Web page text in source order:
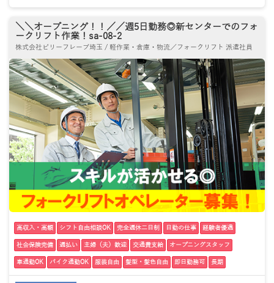
＼＼オープニング！！／／週5日勤務◎新センターでのフォ
ークリフト作業！sa-08-2
株式会社ビリーフレーブ埼玉 / 軽作業・倉庫・物流／フォークリフト 派遣社員
高収入・高額 シフト自由相談OK 完全週休二日制 日勤の仕事 経験者優遇
社会保険完備 週払い 主婦（夫）歓迎 交通費支給 オープニングスタッフ
車通勤OK バイク通勤OK 服装自由 髪型・髪色自由 即日勤務可 長期